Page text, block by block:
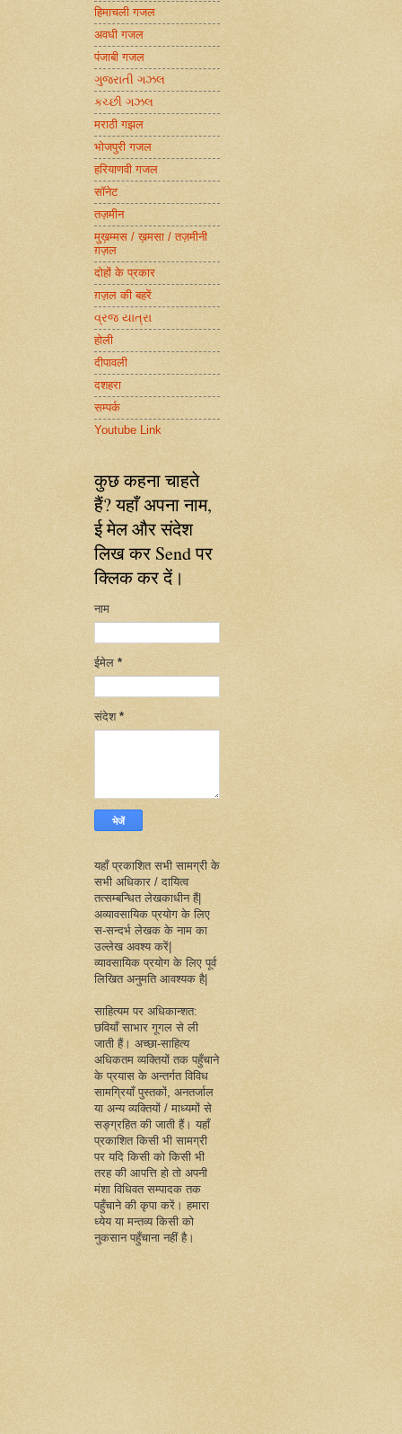
हिमाचली गजल
अवधी गजल
पंजाबी गजल
ગુજરાતી ગઝલ
કચ્છી ગઝલ
मराठी गझल
भोजपुरी गजल
हरियाणवी गजल
सॉनेट
तज़मीन
मुख़म्मस / ख़मसा / तज़मीनी
ग़ज़ल
दोहों के प्रकार
ग़ज़ल की बहरें
વ્રજ યાત્રા
होली
दीपावली
दशहरा
सम्पर्क
Youtube Link
कुछ कहना चाहते
हैं? यहाँ अपना नाम,
ई मेल और संदेश
लिख कर Send पर
क्लिक कर दें।
नाम
ईमेल *
संदेश *
यहाँ प्रकाशित सभी सामग्री के
सभी अधिकार / दायित्व
तत्सम्बन्धित लेखकाधीन हैं|
अव्यावसायिक प्रयोग के लिए
स-सन्दर्भ लेखक के नाम का
उल्लेख अवश्य करें|
व्यावसायिक प्रयोग के लिए पूर्व
लिखित अनुमति आवश्यक है|
साहित्यम पर अधिकान्शत:
छवियाँ साभार गूगल से ली
जाती हैं। अच्छा-साहित्य
अधिकतम व्यक्तियों तक पहुँचाने
के प्रयास के अन्तर्गत विविध
सामग्रियाँ पुस्तकों, अनतर्जाल
या अन्य व्यक्तियों / माध्यमों से
सङ्ग्रहित की जाती हैं। यहाँ
प्रकाशित किसी भी सामग्री
पर यदि किसी को किसी भी
तरह की आपत्ति हो तो अपनी
मंशा विधिवत सम्पादक तक
पहुँचाने की कृपा करें। हमारा
ध्येय या मन्तव्य किसी को
नुकसान पहुँचाना नहीं है।